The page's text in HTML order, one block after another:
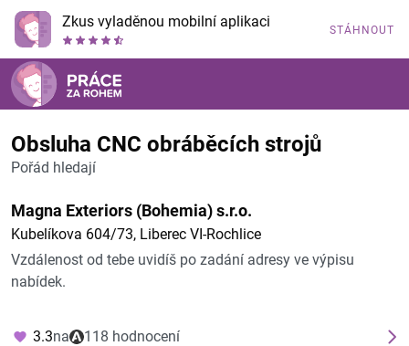
Zkus vyladěnou mobilní aplikaci STÁHNOUT
Obsluha CNC obráběcích strojů
Pořád hledají
Magna Exteriors (Bohemia) s.r.o.
Kubelíkova 604/73, Liberec VI-Rochlice
Vzdálenost od tebe uvidíš po zadání adresy ve výpisu
nabídek.
3.3na 118 hodnocení